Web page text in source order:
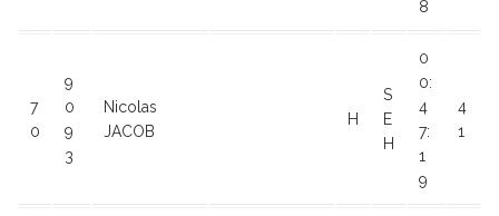
8
7
0
9
0
9
3
Nicolas
JACOB
H
S
E
H
0
0:
4
7:
1
9
4
1